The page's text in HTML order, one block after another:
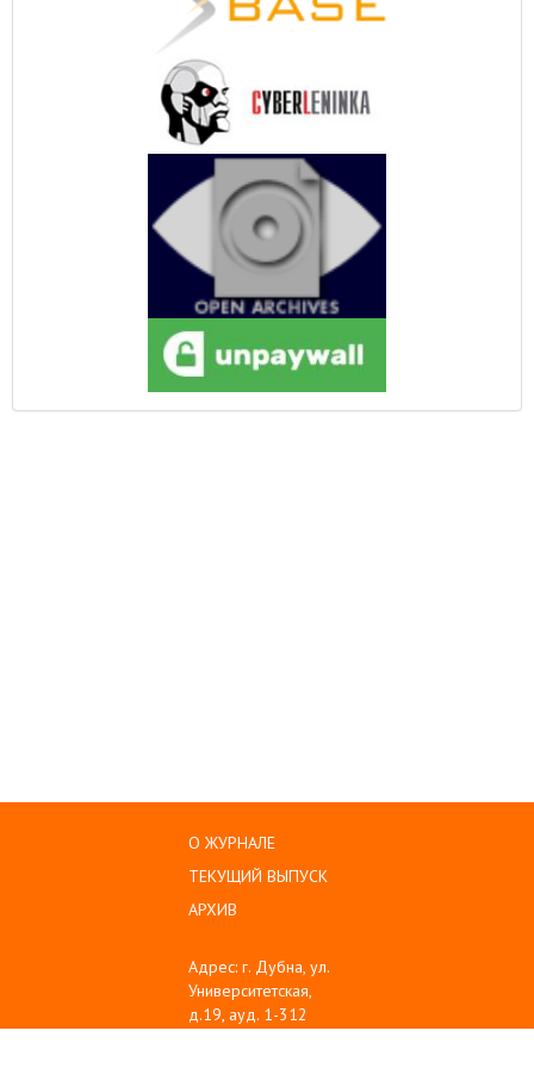
О ЖУРНАЛЕ
ТЕКУЩИЙ ВЫПУСК
АРХИВ
Адрес: г. Дубна, ул.
Университетская,
д.19, ауд. 1-312